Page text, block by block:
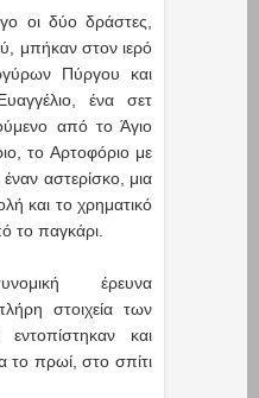
οι δύο δράστες,
μπήκαν στον ιερό
Πύργου και
ένα σετ
από το Άγιο
το Αρτοφόριο με
αστερίσκο, μια
και το χρηματικό
το παγκάρι.
έρευνα
στοιχεία των
και
το πρωί, στο σπίτι